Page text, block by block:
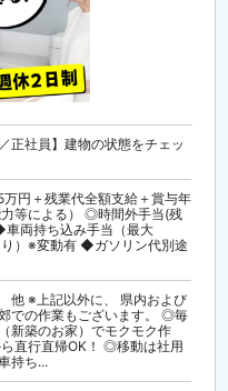
正社員】建物の状態をチェッ
円＋残業代全額支給＋賞与年
等による） ◎時間外手当(残
両持ち込み手当（最大
）※変動有 ◆ガソリン代別途
他 ※上記以外に、 県内および
での作業もございます。 ◎毎
新築のお家）でモクモク作
直行直帰OK！ ◎移動は社用
持ち...